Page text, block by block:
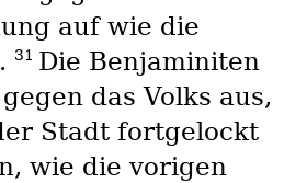
auf wie die
31 Die Benjaminiten
das Volks aus,
Stadt fortgelockt
wie die vorigen